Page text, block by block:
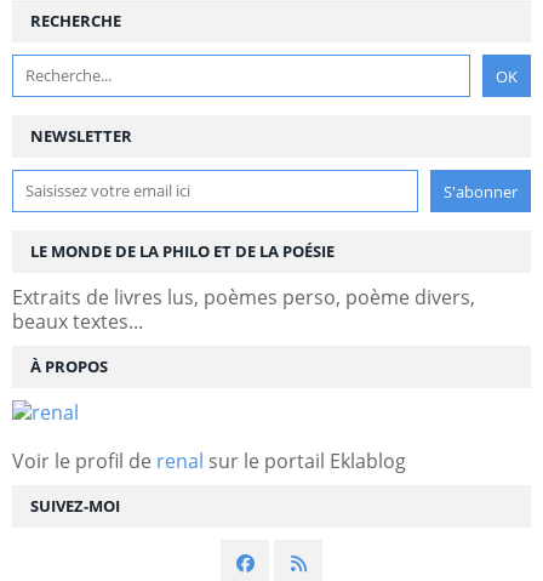
NEWSLETTER
SUIVEZ-MOI
RECHERCHE
LE MONDE DE LA PHILO ET DE LA POÉSIE
Extraits de livres lus, poèmes perso, poème divers,
beaux textes...
À PROPOS
Voir le profil de renal sur le portail Eklablog